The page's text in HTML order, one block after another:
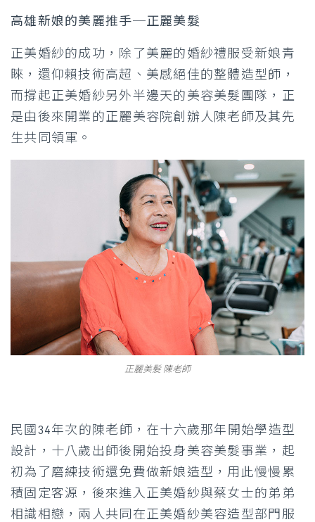
高雄新娘的美麗推手─正麗美髮
正美婚紗的成功，除了美麗的婚紗禮服受新娘青
睞，還仰賴技術高超、美感絕佳的整體造型師，
而撐起正美婚紗另外半邊天的美容美髮團隊，正
是由後來開業的正麗美容院創辦人陳老師及其先
生共同領軍。
正麗美髮 陳老師
民國34年次的陳老師，在十六歲那年開始學造型
設計，十八歲出師後開始投身美容美髮事業，起
初為了磨練技術還免費做新娘造型，用此慢慢累
積固定客源，後來進入正美婚紗與蔡女士的弟弟
相識相戀，兩人共同在正美婚紗美容造型部門服